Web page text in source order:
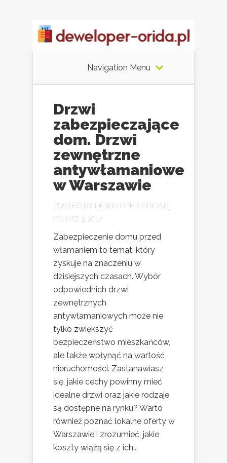
Navigation Menu
Drzwi
zabezpieczające
dom. Drzwi
zewnętrzne
antywłamaniowe
w Warszawie
POSTED BY DEWELOPER-ORIDA.PL
ON PAŹ 3, 2017
Zabezpieczenie domu przed
włamaniem to temat, który
zyskuje na znaczeniu w
dzisiejszych czasach. Wybór
odpowiednich drzwi
zewnętrznych
antywłamaniowych może nie
tylko zwiększyć
bezpieczeństwo mieszkańców,
ale także wpłynąć na wartość
nieruchomości. Zastanawiasz
się, jakie cechy powinny mieć
idealne drzwi oraz jakie rodzaje
są dostępne na rynku? Warto
również poznać lokalne oferty w
Warszawie i zrozumieć, jakie
koszty wiążą się z ich...